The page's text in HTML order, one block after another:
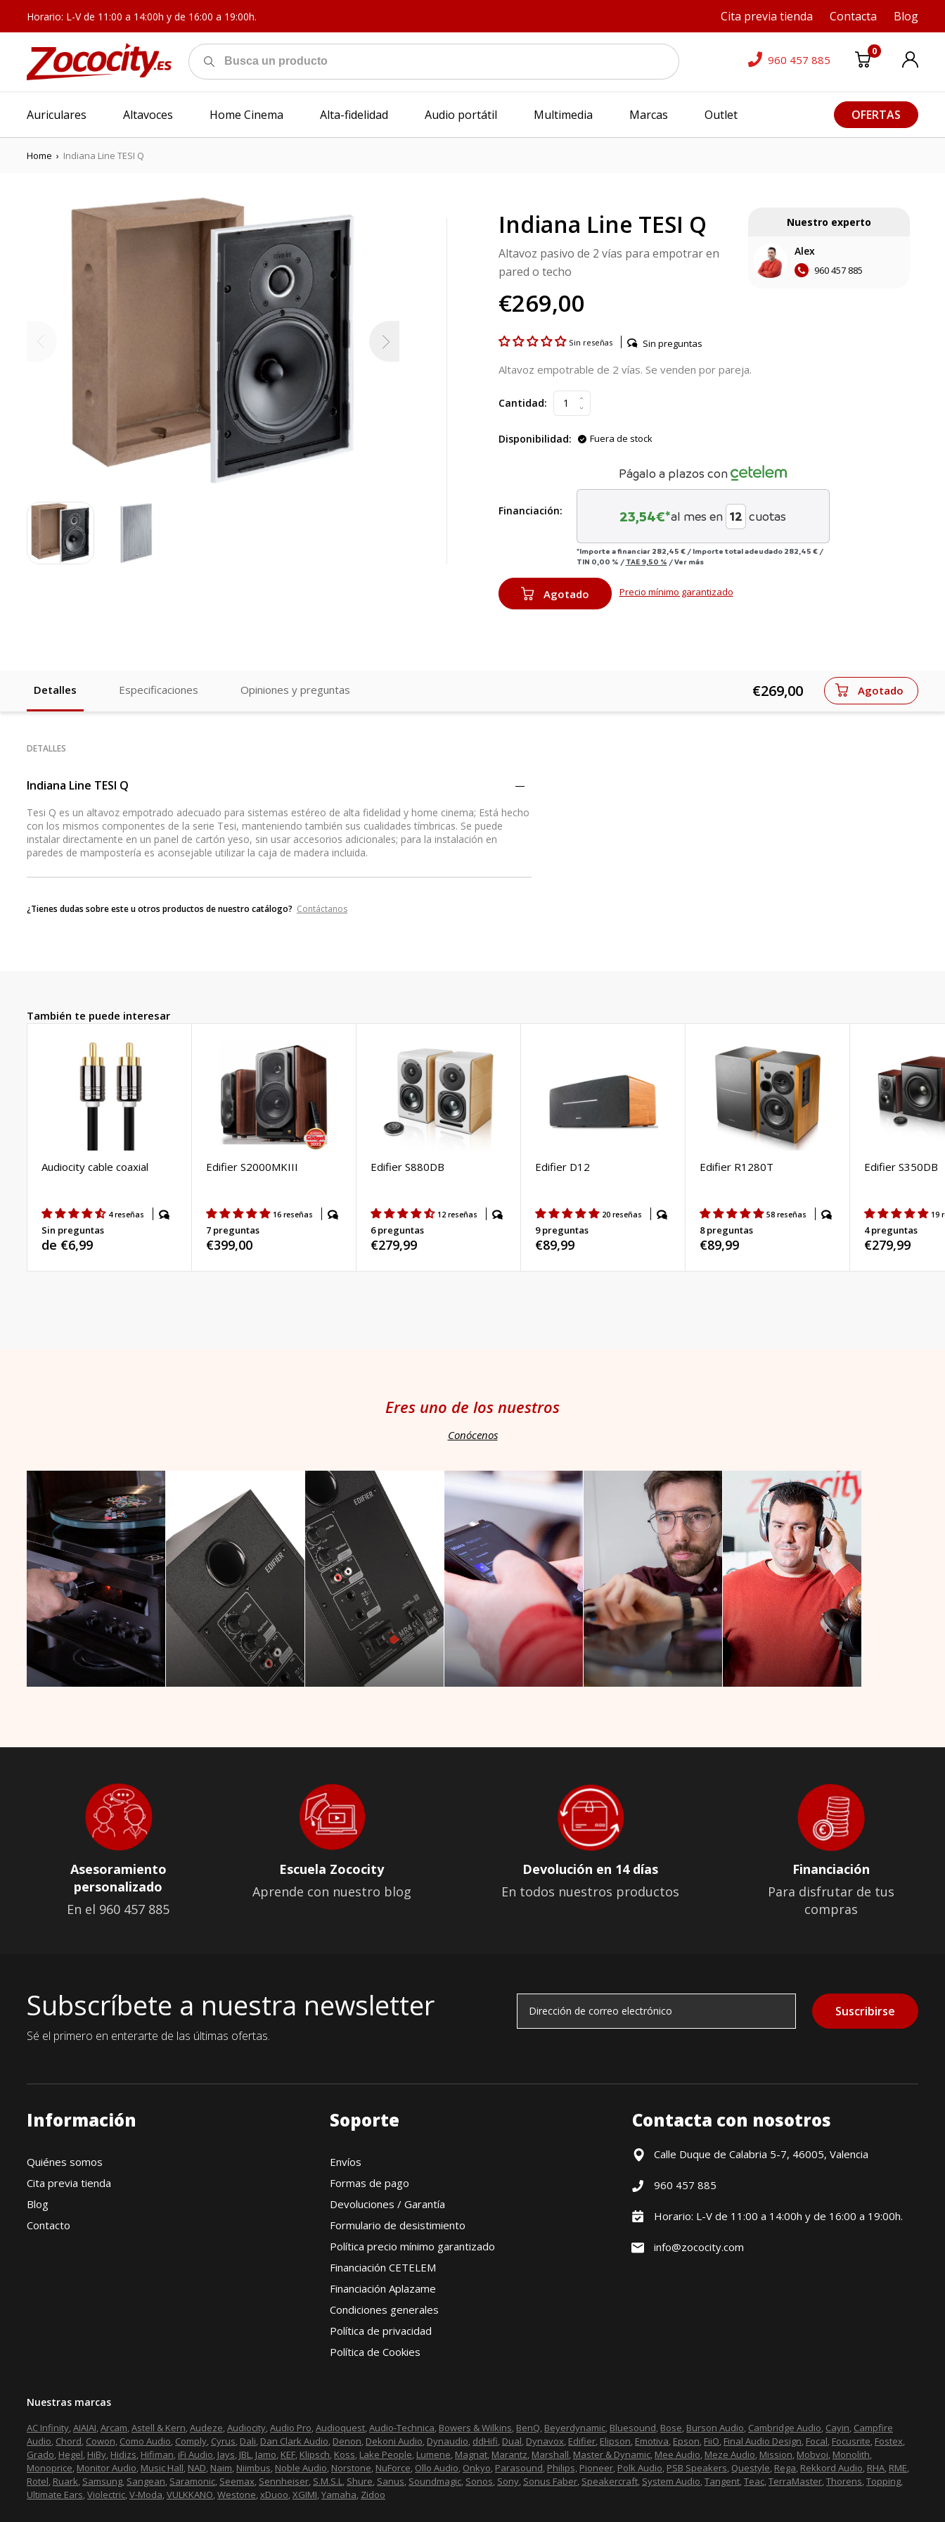
Horario: L-V de 11:00 a 14:00h y de 16:00 a 19:00h. Cita previa tienda Contacta Blog
960 457 885
0
Auriculares Altavoces Home Cinema Alta-fidelidad Audio portátil Multimedia Marcas Outlet OFERTAS
Home › Indiana Line TESI Q
Indiana Line TESI Q
Altavoz pasivo de 2 vías para empotrar en
pared o techo
€269,00
Nuestro experto
Alex
960 457 885
Sin reseñas Sin preguntas
Altavoz empotrable de 2 vías. Se venden por pareja.
Cantidad:
Disponibilidad: Fuera de stock
Financiación:
Págalo a plazos con
23,54€*al mes en cuotas
*Importe a financiar 282,45 € / Importe total adeudado 282,45 €/
TIN 0,00 % / TAE 9,50 % /Ver más
Agotado Precio mínimo garantizado
Detalles Especificaciones Opiniones y preguntas €269,00 Agotado
DETALLES
Indiana Line TESI Q
Tesi Q es un altavoz empotrado adecuado para sistemas estéreo de alta fidelidad y home cinema; Está hecho
con los mismos componentes de la serie Tesi, manteniendo también sus cualidades tímbricas. Se puede
instalar directamente en un panel de cartón yeso, sin usar accesorios adicionales; para la instalación en
paredes de mampostería es aconsejable utilizar la caja de madera incluida.
¿Tienes dudas sobre este u otros productos de nuestro catálogo? Contáctanos
También te puede interesar
Audiocity cable coaxial
4 reseñas
Sin preguntas
Precio
de €6,99
Edifier S2000MKIII
16 reseñas
7 preguntas
Precio
€399,00
Edifier S880DB
12 reseñas
6 preguntas
Precio
€279,99
Edifier D12
20 reseñas
9 preguntas
Precio
€89,99
Edifier R1280T
58 reseñas
8 preguntas
Precio
€89,99
Edifier S350DB
19
4 preguntas
Precio
€279,99
Eres uno de los nuestros
Conócenos
Asesoramiento
personalizado
En el 960 457 885
Escuela Zococity
Aprende con nuestro blog
Devolución en 14 días
En todos nuestros productos
Financiación
Para disfrutar de tus
compras
Subscríbete a nuestra newsletter
Sé el primero en enterarte de las últimas ofertas.
Suscribirse
Información
Quiénes somos
Cita previa tienda
Blog
Contacto
Soporte
Envíos
Formas de pago
Devoluciones / Garantía
Formulario de desistimiento
Política precio mínimo garantizado
Financiación CETELEM
Financiación Aplazame
Condiciones generales
Política de privacidad
Política de Cookies
Contacta con nosotros
Calle Duque de Calabria 5-7, 46005, Valencia
960 457 885
Horario: L-V de 11:00 a 14:00h y de 16:00 a 19:00h.
info@zococity.com
Nuestras marcas
AC Infinity,AIAIAI,Arcam,Astell & Kern,Audeze,Audiocity,Audio Pro,Audioquest,Audio-Technica, Bowers & Wilkins, BenQ, Beyerdynamic, Bluesound, Bose, Burson Audio, Cambridge Audio, Cayin, Campfire
Audio, Chord, Cowon, Como Audio, Comply, Cyrus, Dali, Dan Clark Audio, Denon, Dekoni Audio, Dynaudio, ddHifi, Dual, Dynavox, Edifier, Elipson, Emotiva, Epson, FiiO, Final Audio Design, Focal, Focusrite, Fostex,
Grado, Hegel, HiBy, Hidizs, Hifiman, iFi Audio, Jays, JBL, Jamo, KEF, Klipsch, Koss, Lake People, Lumene, Magnat, Marantz, Marshall, Master & Dynamic, Mee Audio, Meze Audio, Mission, Mobvoi, Monolith,
Monoprice, Monitor Audio, Music Hall, NAD, Naim, Niimbus, Noble Audio, Norstone, NuForce, Ollo Audio, Onkyo, Parasound, Philips, Pioneer, Polk Audio, PSB Speakers, Questyle, Rega, Rekkord Audio, RHA, RME,
Rotel, Ruark, Samsung, Sangean, Saramonic, Seemax, Sennheiser, S.M.S.L, Shure, Sanus, Soundmagic, Sonos, Sony, Sonus Faber, Speakercraft, System Audio,Tangent,Teac,TerraMaster,Thorens,Topping,
Ultimate Ears,Violectric,V-Moda,VULKKANO,Westone,xDuoo,XGIMI,Yamaha, Zidoo